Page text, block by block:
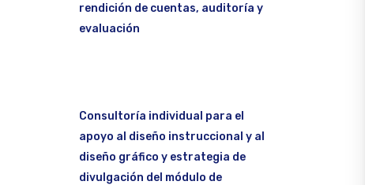
rendición de cuentas, auditoría y
evaluación
Consultoría individual para el
apoyo al diseño instruccional y al
diseño gráfico y estrategia de
divulgación del módulo de